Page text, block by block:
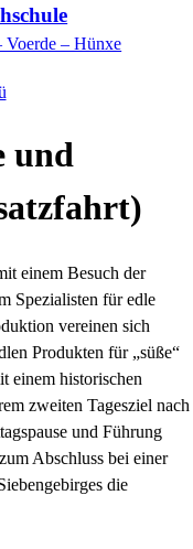
Voerde – Hünxe
und
einem Besuch der
Spezialisten für edle
vereinen sich
Produkten für „süße“
einem historischen
zweiten Tagesziel nach
und Führung
Abschluss bei einer
die